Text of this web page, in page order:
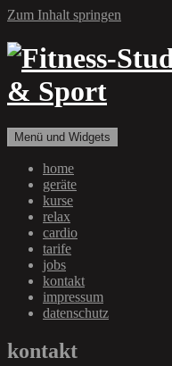
Zum Inhalt springen
Menü und Widgets
home
geräte
kurse
relax
cardio
tarife
jobs
kontakt
impressum
datenschutz
kontakt